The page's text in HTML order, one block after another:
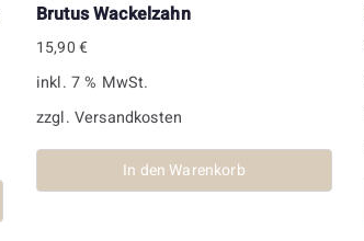
Brutus Wackelzahn
15,90€
inkl. 7 % MwSt.
zzgl. Versandkosten
In den Warenkorb